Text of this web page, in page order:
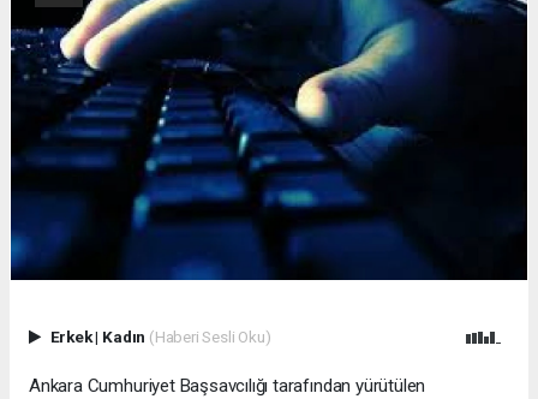
Erkek| Kadın (Haberi Sesli Oku)
Ankara Cumhuriyet Başsavcılığı tarafından yürütülen